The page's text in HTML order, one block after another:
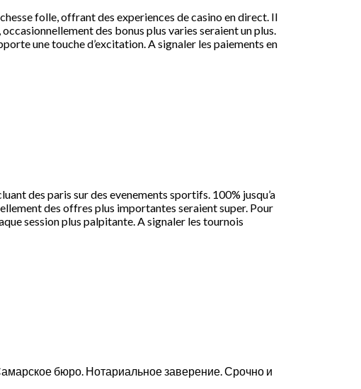
folle, offrant des experiences de casino en direct. Il
des bonus plus varies seraient un plus.
une touche d’excitation. A signaler les paiements en
des paris sur des evenements sportifs. 100% jusqu’a
des offres plus importantes seraient super. Pour
session plus palpitante. A signaler les tournois
бюро. Нотариальное заверение. Срочно и